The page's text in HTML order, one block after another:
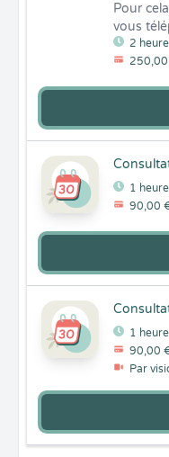
2
Pour
vous
1 heure
90,00
1 heure
90,00
Par